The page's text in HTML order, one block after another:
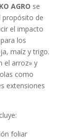
AGRO se
propósito de
el impacto
los
maíz y trigo.
el arroz» y
como
extensiones
foliar